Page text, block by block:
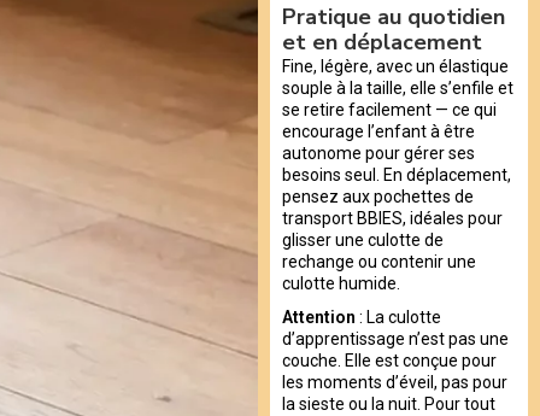
Pratique au quotidien
et en déplacement
Fine, légère, avec un élastique
souple à la taille, elle s’enfile et
se retire facilement — ce qui
encourage l’enfant à être
autonome pour gérer ses
besoins seul. En déplacement,
pensez aux pochettes de
transport BBIES, idéales pour
glisser une culotte de
rechange ou contenir une
culotte humide.
Attention : La culotte
d’apprentissage n’est pas une
couche. Elle est conçue pour
les moments d’éveil, pas pour
la sieste ou la nuit. Pour tout